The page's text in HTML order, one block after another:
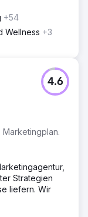
+54
Wellness +3
4.6
Strategien
liefern. Wir